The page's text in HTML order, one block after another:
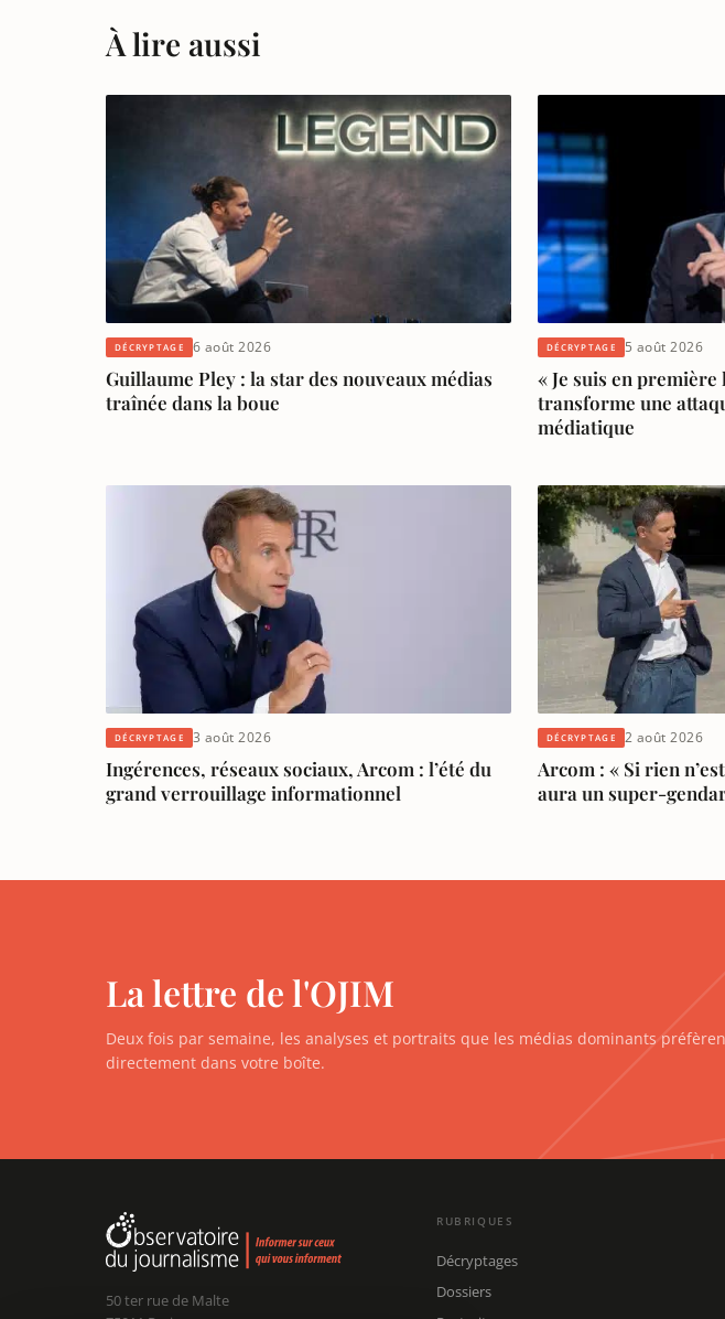
À lire aussi
DÉCRYPTAGE 6 août 2026
Guillaume Pley : la star des nouveaux médias
traînée dans la boue
DÉCRYPTAGE 5 août 2026
« Je suis en
transforme une
médiatique
DÉCRYPTAGE 3 août 2026
Ingérences, réseaux sociaux, Arcom : l’été du
grand verrouillage informationnel
DÉCRYPTAGE 2 août 2026
Arcom : « Si rien
aura un super-
La lettre de l'OJIM
Deux fois par semaine, les analyses et portraits que les médias dominants
directement dans votre boîte.
50 ter rue de Malte
RUBRIQUES
Décryptages
Dossiers